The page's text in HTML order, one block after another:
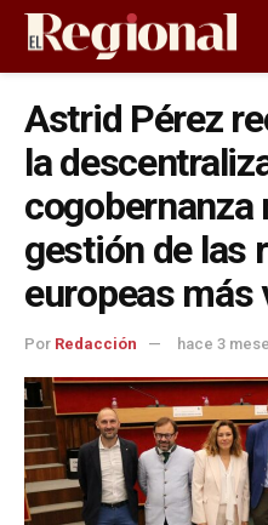
Astrid Pérez
la
cogobernanza
gestión de las
europeas más
Por Redacción hace 3